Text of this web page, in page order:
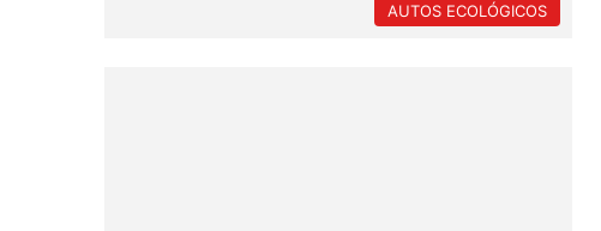
AUTOS ECOLÓGICOS